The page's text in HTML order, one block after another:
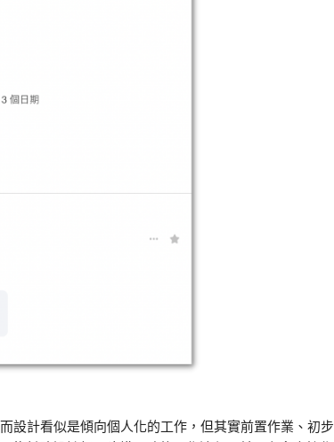
設計看似是傾向個人化的工作，但其實前置作業、初步